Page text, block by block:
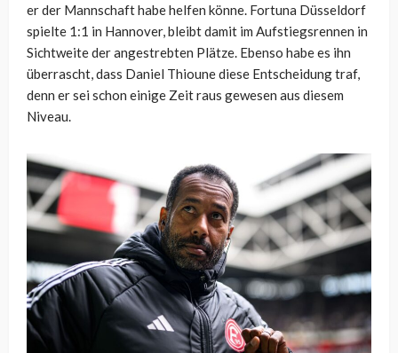
er der Mannschaft habe helfen könne. Fortuna Düsseldorf
spielte 1:1 in Hannover, bleibt damit im Aufstiegsrennen in
Sichtweite der angestrebten Plätze. Ebenso habe es ihn
überrascht, dass Daniel Thioune diese Entscheidung traf,
denn er sei schon einige Zeit raus gewesen aus diesem
Niveau.